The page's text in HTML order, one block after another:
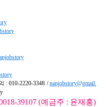
: 010-2220-3348 /nanjobstory@gmail.
39107 (예금주 : 윤재홍)